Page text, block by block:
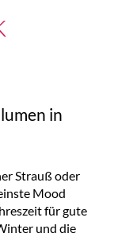
in
Strauß oder
Mood
für gute
und die